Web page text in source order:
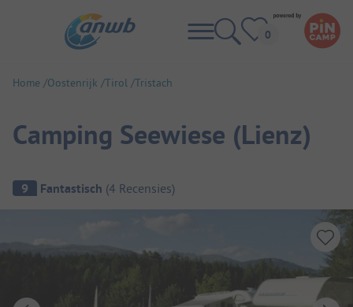
Home Oostenrijk Tirol Tristach
Camping Seewiese (Lienz)
Camping overzicht
9 Fantastisch (4 Recensies)